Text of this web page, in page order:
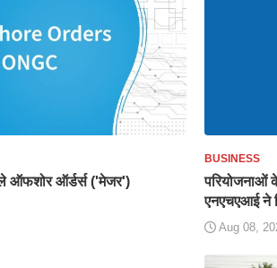
ऑफशोर ऑर्डर्स ('मेजर')
BUSINESS
परियोजनाओं
एनएचएआई ने
Aug 08,